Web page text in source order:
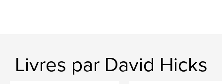
Livres par David Hicks